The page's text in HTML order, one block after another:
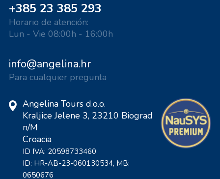
+385 23 385 293
Horario de atención:
Lun - Vie 08:00h - 16:00h
info@angelina.hr
Para cualquier pregunta
Angelina Tours d.o.o.
Kraljice Jelene 3, 23210 Biograd
n/M
Croacia
ID IVA: 20598733460
ID: HR-AB-23-060130534, MB:
0650676